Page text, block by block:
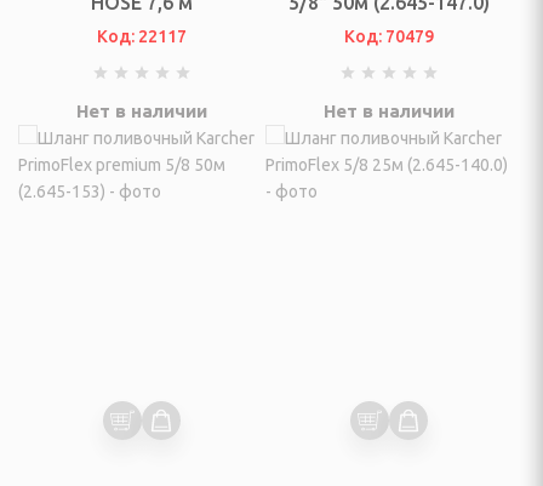
для
приборов
пищи
лопатки для
Код: 22117
Нет в наличии
Код: 70479
Нет в наличии